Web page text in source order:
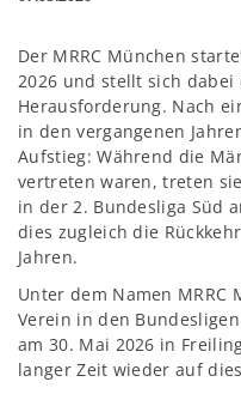
Der MRRC München
2026 und stellt sich
Herausforderung. Nach
in den vergangenen
Aufstieg: Während die
vertreten waren, treten
in der 2. Bundesliga Süd
dies zugleich die
Jahren.
Unter dem Namen MRRC
Verein in den
am 30. Mai 2026 in
langer Zeit wieder auf